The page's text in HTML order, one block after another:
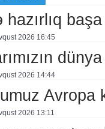
başa
2026 16:45
2026 14:44
Avropa
2026 13:11